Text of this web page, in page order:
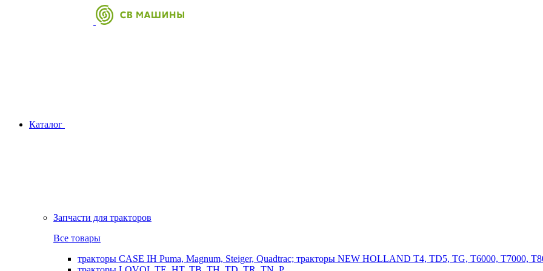
Каталог
Запчасти для тракторов
Все товары
тракторы CASE IH Puma, Magnum, Steiger, Quadtrac; тракторы NEW HOLLAND T4, TD5, TG, T6000, T7000,